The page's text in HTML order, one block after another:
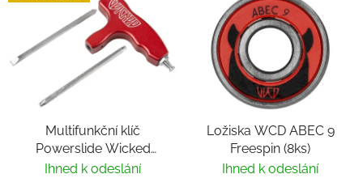
Multifunkční klíč
Powerslide Wicked
Hardcore Tool
Ihned k odeslání
Ložiska WCD ABEC 9
Freespin (8ks)
Ihned k odeslání